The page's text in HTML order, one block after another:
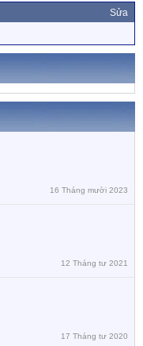
Sửa
16 Tháng mười 2023
12 Tháng tư 2021
17 Tháng tư 2020